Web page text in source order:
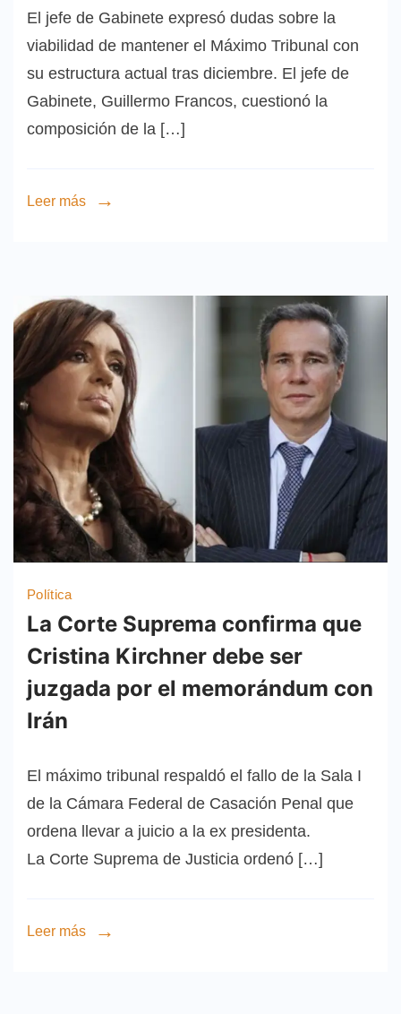
El jefe de Gabinete expresó dudas sobre la
viabilidad de mantener el Máximo Tribunal con
su estructura actual tras diciembre. El jefe de
Gabinete, Guillermo Francos, cuestionó la
composición de la […]
Leer más
Política
La Corte Suprema confirma que
Cristina Kirchner debe ser
juzgada por el memorándum con
Irán
El máximo tribunal respaldó el fallo de la Sala I
de la Cámara Federal de Casación Penal que
ordena llevar a juicio a la ex presidenta.
La Corte Suprema de Justicia ordenó […]
Leer más